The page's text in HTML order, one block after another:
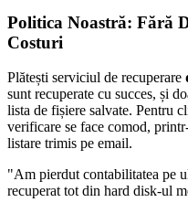
Politica Noastră: Fără
Costuri
Plătești serviciul de recuperare
sunt recuperate cu succes, și
lista de fișiere salvate. Pentru
verificare se face comod,
listare trimis pe email.
"Am pierdut contabilitatea pe
recuperat tot din hard disk-ul